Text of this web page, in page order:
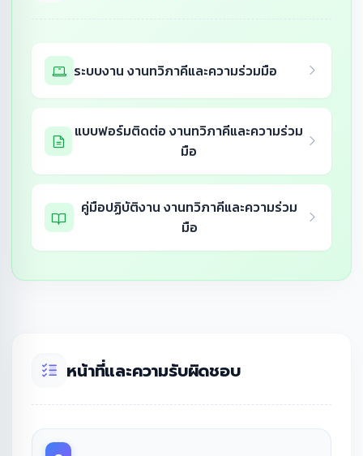
ระบบงาน งานทวิภาคีและความร่วมมือ
แบบฟอร์มติดต่อ งานทวิภาคีและความร่วม
มือ
คู่มือปฏิบัติงาน งานทวิภาคีและความร่วม
มือ
หน้าที่และความรับผิดชอบ